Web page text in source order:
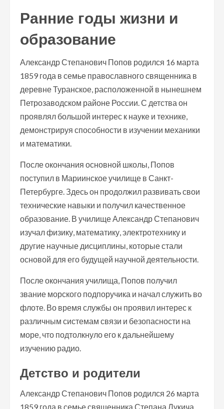
Ранние годы жизни и
образование
Александр Степанович Попов родился 16 марта
1859 года в семье православного священника в
деревне Туранское, расположенной в нынешнем
Петрозаводском районе России. С детства он
проявлял большой интерес к науке и технике,
демонстрируя способности в изучении механики
и математики.
После окончания основной школы, Попов
поступил в Мариинское училище в Санкт-
Петербурге. Здесь он продолжил развивать свои
технические навыки и получил качественное
образование. В училище Александр Степанович
изучал физику, математику, электротехнику и
другие научные дисциплины, которые стали
основой для его будущей научной деятельности.
После окончания училища, Попов получил
звание морского подпоручика и начал служить во
флоте. Во время службы он проявил интерес к
различным системам связи и безопасности на
море, что подтолкнуло его к дальнейшему
изучению радио.
Детство и родители
Александр Степанович Попов родился 26 марта
1859 года в семье священника Степана Лукича